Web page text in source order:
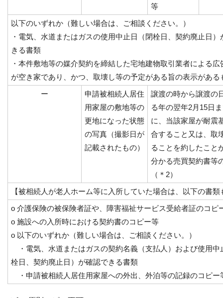
等
以下のいずれか（難しい場合は、ご相談ください。）
・電気、水道またはガスの使用中止日（閉栓日、契約廃止日）
きる書類
・本件敷地等の媒介契約を締結した宅地建物取引業者による広
が空き家であり、かつ、取壊し等の予定がある旨の表示がある
ー
申請被相続人居住
用家屋の敷地等の
更地になった状態
の写真（撮影日が
記載されたもの）
譲渡の時から譲渡の
る年の翌年2月15日
に、当該家屋が耐震
合すること又は、取
ることを約したこと
分かる売買契約書等
（＊2）
【被相続人が老人ホーム等に入所していた場合は、以下の書類
o 介護保険の被保険者証や、障害福祉サービス受給者証のコピ
o 施設への入所時における契約書のコピー等
o 以下のいずれか（難しい場合は、ご相談ください。）
・電気、水道またはガスの契約名義（支払人）および使用中
栓日、契約廃止日）が確認できる書類
・申請被相続人居住用家屋への外出、外泊等の記録のコピー